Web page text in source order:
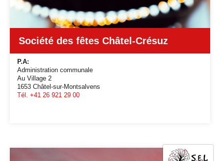
Société des fêtes Châtel-Crésuz
P.A:
Administration communale
Au Village 2
1653 Châtel-sur-Montsalvens
Tél. +41 26 921 29 00